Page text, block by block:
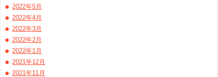
2022年5月
2022年4月
2022年3月
2022年2月
2022年1月
2021年12月
2021年11月